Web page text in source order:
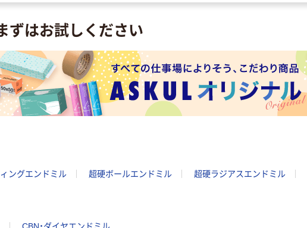
ずはお試しください
ングエンドミル 超硬ボールエンドミル 超硬ラジアスエンドミル